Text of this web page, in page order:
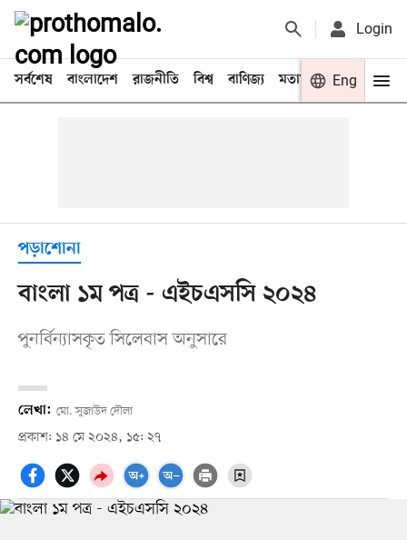
Login
সর্বশেষ বাংলাদেশ রাজনীতি বিশ্ব বাণিজ্য মতামত খেলা
Eng
পড়াশোনা
বাংলা ১ম পত্র - এইচএসসি ২০২৪
পুনর্বিন্যাসকৃত সিলেবাস অনুসারে
লেখা: মো. সুজাউদ দৌলা
প্রকাশ: ১৪ মে ২০২৪, ১৫: ২৭